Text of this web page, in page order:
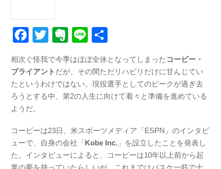
F
c
e
b
o
o
k
T
tt
er
E
er
n
ot
Li
e
相次ぐ怪我で今季はほぼ全休となってしまった コービー・
ブライアント だが、その間ただリハビリだけに甘んじてい
たというわけではない。現役選手としてのピークが過ぎ去
ろうとする中、第2の人生に向けて着々と準備を進めている
ようだ。
コービーは23日、米スポーツメディア「ESPN」のインタビ
ューで、自身の会社「Kobe Inc. 」を設立したことを発表し
た。 インタビューによると、コービーは10年以上前から起
業の夢を持っていたらしいが、これまではバスケ一筋で十